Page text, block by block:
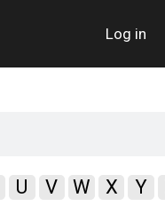
Log in
U V W X Y